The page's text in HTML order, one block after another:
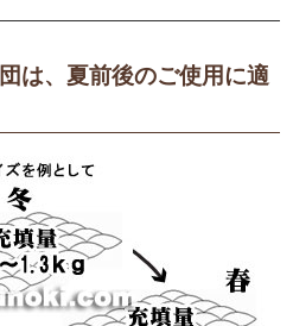
は、夏前後のご使用に適